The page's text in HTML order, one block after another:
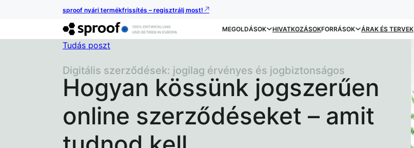
sproof nyári termékfrissítés – regisztrálj most!
MEGOLDÁSOK HIVATKOZÁSOKFORRÁSOK ÁRAK ÉS TERVEK
Tudás poszt
Hogyan kössünk jogszerűen
online szerződéseket – amit
Digitális szerződések: jogilag érvényes és jogbiztonságos